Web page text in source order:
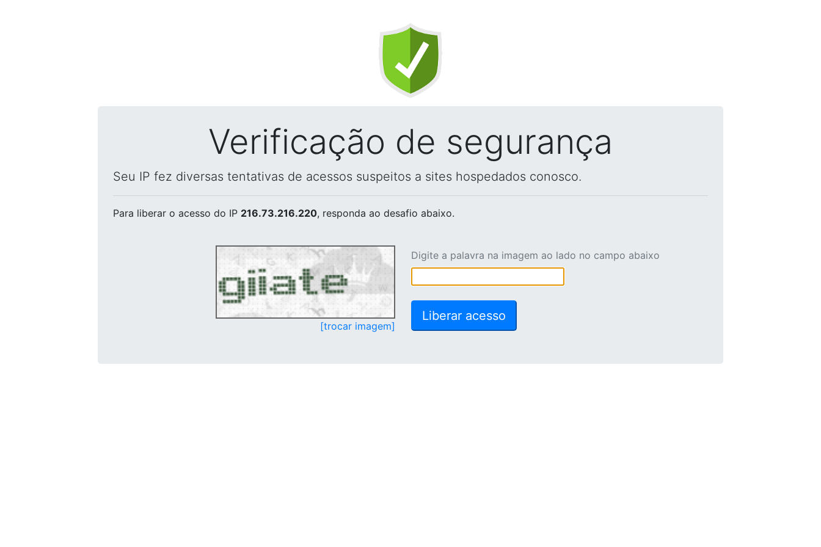
Verificação de segurança
Seu IP fez diversas tentativas de acessos suspeitos a sites hospedados conosco.
Para liberar o acesso do IP 216.73.216.220, responda ao desafio abaixo.
[trocar imagem]
Digite a palavra na imagem ao lado no campo abaixo